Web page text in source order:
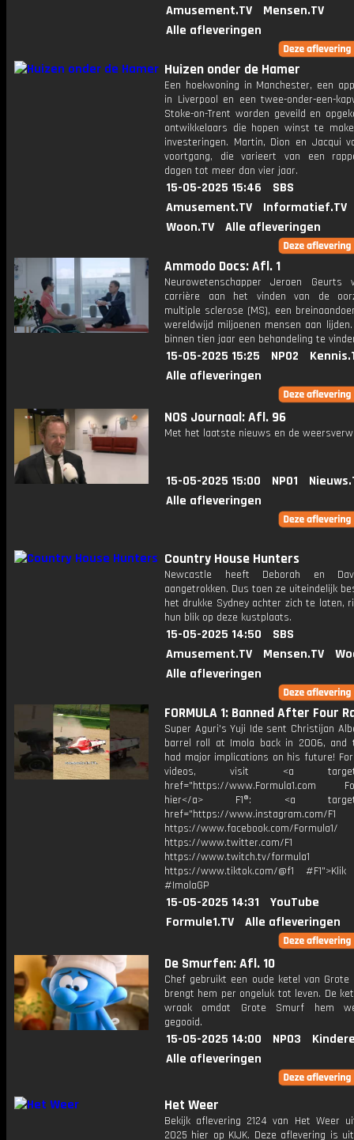
Amusement.TV
Mensen.TV
Alle afleveringen
Huizen onder de Hamer
Een hoekwoning in Manchester, een
in Liverpool en een twee-onder-een-
Stoke-on-Trent worden geveild en
ontwikkelaars die hopen winst te
investeringen. Martin, Dion en Jacqui
voortgang, die varieert van een
dagen tot meer dan vier jaar.
15-05-2025 15:46
SBS
Amusement.TV
Informatief.TV
Woon.TV
Alle afleveringen
Ammodo Docs: Afl. 1
Neurowetenschapper Jeroen Geurts
carrière aan het vinden van de
multiple sclerose (MS), een
wereldwijd miljoenen mensen aan
binnen tien jaar een behandeling te
15-05-2025 15:25 NPO2
Alle afleveringen
NOS Journaal: Afl. 96
Met het laatste nieuws en de
15-05-2025 15:00 NPO1
Alle afleveringen
Country House Hunters
Newcastle heeft Deborah en
aangetrokken. Dus toen ze uiteindelijk
het drukke Sydney achter zich te laten,
hun blik op deze kustplaats.
15-05-2025 14:50
SBS
Amusement.TV
Mensen.TV
Alle afleveringen
FORMULA 1: Banned After Four
Super Aguri's Yuji Ide sent Christijan
barrel roll at Imola back in 2006, and
had major implications on his future! For
videos, visit <a
href="https://www.Formula1.com
hier</a> F1®: <a
href="https://www.instagram.com/F1
https://www.facebook.com/Formula1/
https://www.twitter.com/F1
https://www.twitch.tv/formula1
https://www.tiktok.com/@f1
#ImolaGP
15-05-2025 14:31
YouTube
Formule1.TV
Alle afleveringen
De Smurfen: Afl. 10
Chef gebruikt een oude ketel van
brengt hem per ongeluk tot leven. De
wraak omdat Grote Smurf hem
gegooid.
15-05-2025 14:00 NPO3
Alle afleveringen
Het Weer
Bekijk aflevering 2124 van Het Weer
2025 hier op KIJK. Deze aflevering is